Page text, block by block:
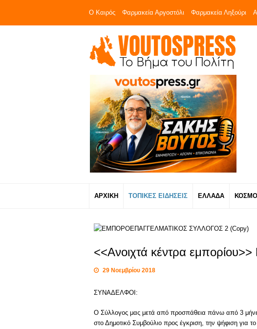
Ο Καιρός Φαρμακεία Αργοστόλι Φαρμακεία Ληξούρι
ΑΡΧΙΚΗ ΤΟΠΙΚΕΣ ΕΙΔΗΣΕΙΣ ΕΛΛΑΔΑ
<<Ανοιχτά κέντρα
29 Νοεμβρίου 2018
ΣΥΝΑΔΕΛΦΟΙ:
Ο Σύλλογος μας μετά από προσπάθεια πάνω από 3
στο Δημοτικό Συμβούλιο προς έγκριση, την ψήφιση